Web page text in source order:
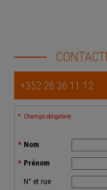
+352 26 36 11 12
Champs obligatoire
Nom
Prénom
N° et rue